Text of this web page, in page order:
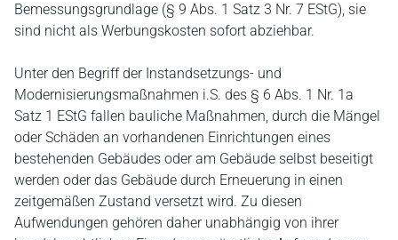
Bemessungsgrundlage (§ 9 Abs. 1 Satz 3 Nr. 7 EStG), sie
sind nicht als Werbungskosten sofort abziehbar.
Unter den Begriff der Instandsetzungs- und
Modernisierungsmaßnahmen i.S. des § 6 Abs. 1 Nr. 1a
Satz 1 EStG fallen bauliche Maßnahmen, durch die Mängel
oder Schäden an vorhandenen Einrichtungen eines
bestehenden Gebäudes oder am Gebäude selbst beseitigt
werden oder das Gebäude durch Erneuerung in einen
zeitgemäßen Zustand versetzt wird. Zu diesen
Aufwendungen gehören daher unabhängig von ihrer